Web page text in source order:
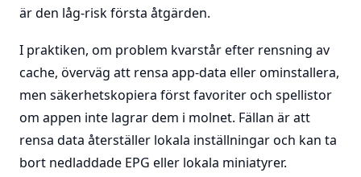
är den låg-risk första åtgärden.
I praktiken, om problem kvarstår efter rensning av
cache, överväg att rensa app-data eller ominstallera,
men säkerhetskopiera först favoriter och spellistor
om appen inte lagrar dem i molnet. Fällan är att
rensa data återställer lokala inställningar och kan ta
bort nedladdade EPG eller lokala miniatyrer.